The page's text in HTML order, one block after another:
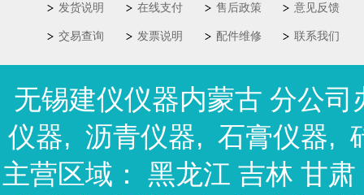
发货说明
交易查询
在线支付
发票说明
售后政策
配件维修
意见反馈
联系我们
无锡建仪仪器内蒙古 分公
仪器, 沥青仪器, 石膏仪器,
主营区域： 黑龙江 吉林 甘肃